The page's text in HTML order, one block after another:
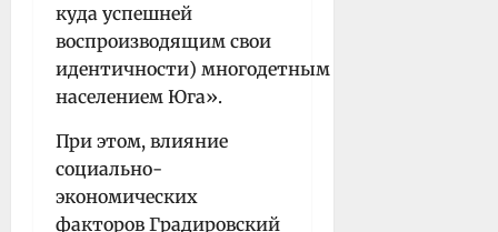
куда успешней
воспроизводящим свои
идентичности) многодетным
населением Юга».
При этом, влияние
социально-
экономических
факторов Градировский